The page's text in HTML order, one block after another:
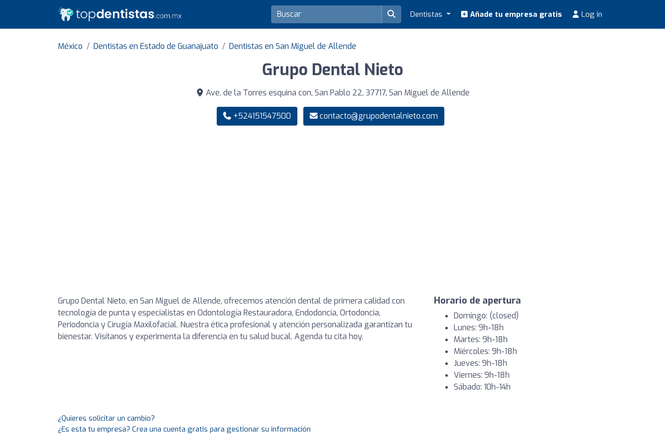
Dentistas Añade tu empresa gratis Log in
México Dentistas en Estado de Guanajuato Dentistas en San Miguel de Allende
Grupo Dental Nieto
Ave. de la Torres esquina con, San Pablo 22, 37717, San Miguel de Allende
+524151547500 contacto@grupodentalnieto.com
Grupo Dental Nieto, en San Miguel de Allende, ofrecemos atención dental de primera calidad con
tecnología de punta y especialistas en Odontología Restauradora, Endodoncia, Ortodoncia,
Periodoncia y Cirugía Maxilofacial. Nuestra ética profesional y atención personalizada garantizan tu
bienestar. Visítanos y experimenta la diferencia en tu salud bucal. Agenda tu cita hoy.
Horario de apertura
Domingo: (closed)
Lunes: 9h-18h
Martes: 9h-18h
Miércoles: 9h-18h
Jueves: 9h-18h
Viernes: 9h-18h
Sábado: 10h-14h
¿Quieres solicitar un cambio?
¿Es esta tu empresa? Crea una cuenta gratis para gestionar su información